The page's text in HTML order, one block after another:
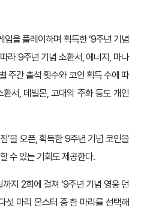
을 플레이하며 획득한 ‘9주년 기념
라 9주년 기념 소환서, 에너지, 마나
주간 출석 횟수와 코인 획득 수에 따
서, 데빌몬, 고대의 주화 등도 개인
’을 오픈, 획득한 9주년 기념 코인을
수 있는 기회도 제공한다.
지 2회에 걸쳐 ‘9주년 기념 영웅 던
섯 마리 몬스터 중 한 마리를 선택해